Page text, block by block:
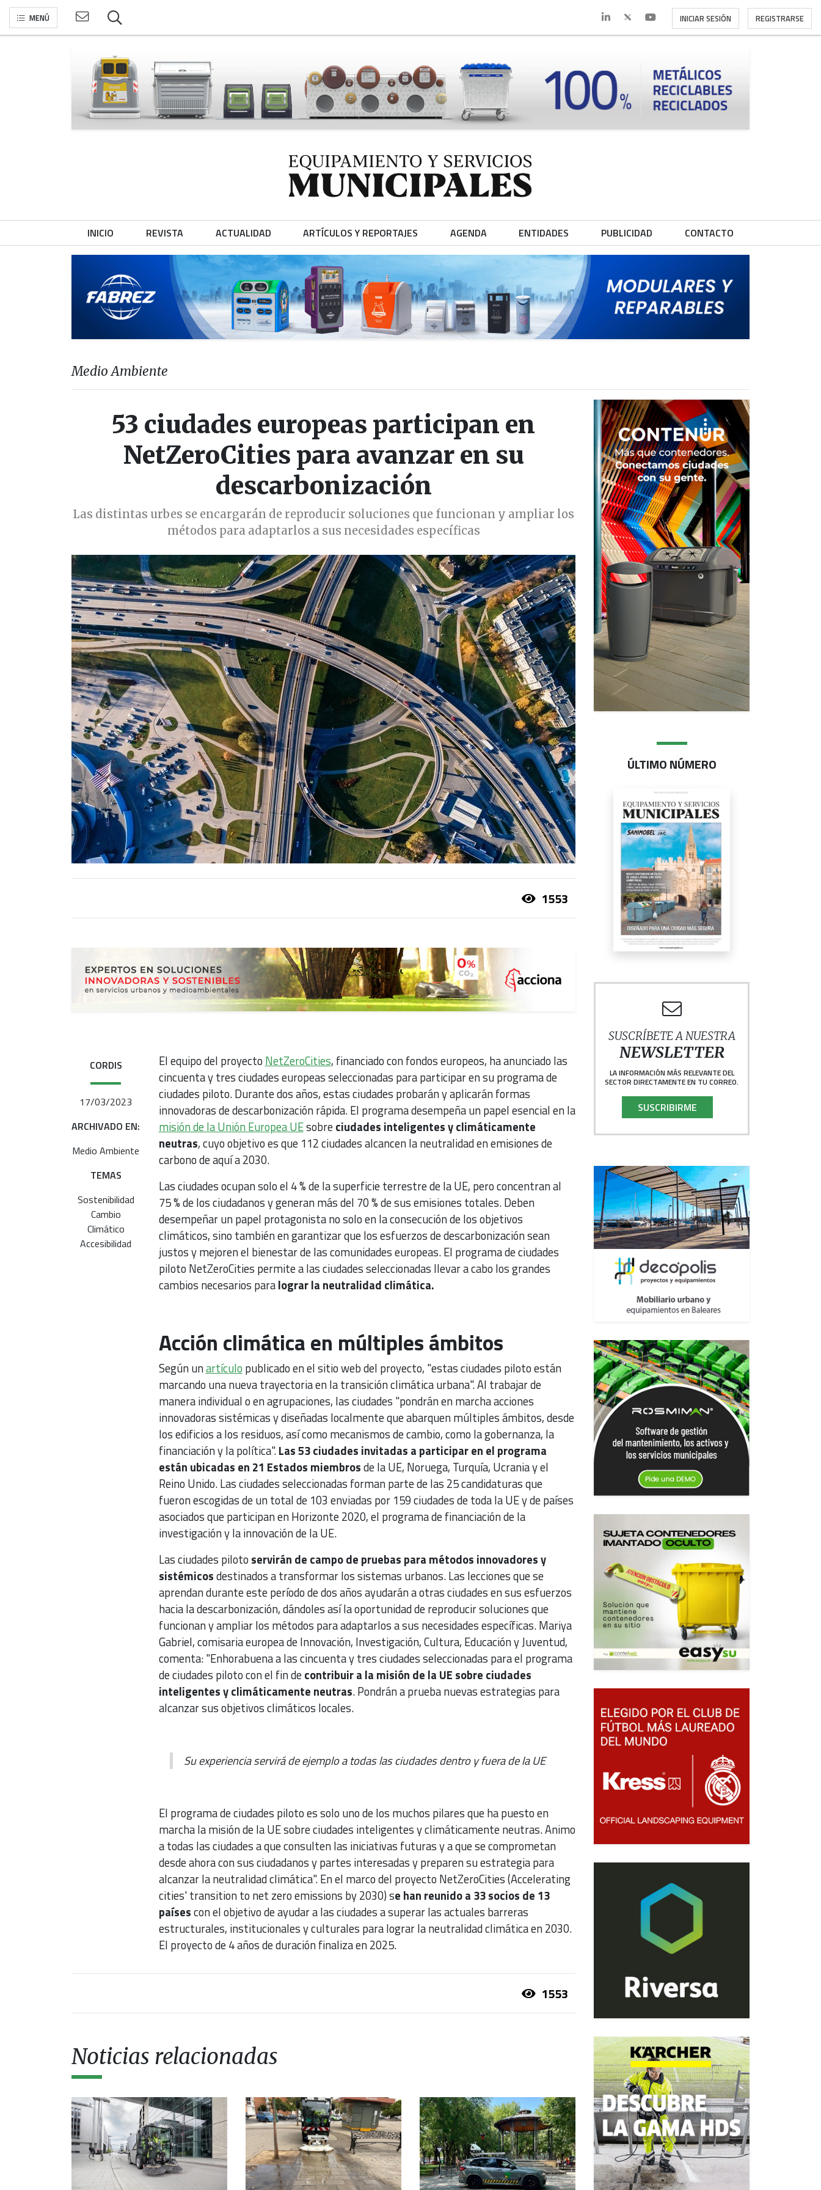
MENÚ INICIAR SESIÓN REGISTRARSE
INICIO REVISTA ACTUALIDAD ARTÍCULOS Y REPORTAJES AGENDA ENTIDADES PUBLICIDAD CONTACTO
Medio Ambiente
53 ciudades europeas participan en
NetZeroCities para avanzar en su
descarbonización
Las distintas urbes se encargarán de reproducir soluciones que funcionan y ampliar los
métodos para adaptarlos a sus necesidades específicas
1553
CORDIS
17/03/2023
ARCHIVADO EN:
Medio Ambiente
TEMAS
Sostenibilidad
Cambio
Climático
Accesibilidad
El equipo del proyecto NetZeroCities, financiado con fondos europeos, ha anunciado las
cincuenta y tres ciudades europeas seleccionadas para participar en su programa de
ciudades piloto. Durante dos años, estas ciudades probarán y aplicarán formas
innovadoras de descarbonización rápida. El programa desempeña un papel esencial en la
misión de la Unión Europea UEsobreciudades inteligentes y climáticamente
neutras, cuyo objetivo es que 112 ciudades alcancen la neutralidad en emisiones de
carbono de aquí a 2030.
Las ciudades ocupan solo el 4 % de la superficie terrestre de la UE, pero concentran al
75 % de los ciudadanos y generan más del 70 % de sus emisiones totales. Deben
desempeñar un papel protagonista no solo en la consecución de los objetivos
climáticos, sino también en garantizar que los esfuerzos de descarbonización sean
justos y mejoren el bienestar de las comunidades europeas. El programa de ciudades
piloto NetZeroCities permite a las ciudades seleccionadas llevar a cabo los grandes
cambios necesarios paralograr la neutralidad climática.
Acción climática en múltiples ámbitos
Según unartículo publicado en el sitio web del proyecto, "estas ciudades piloto están
marcando una nueva trayectoria en la transición climática urbana". Al trabajar de
manera individual o en agrupaciones, las ciudades "pondrán en marcha acciones
innovadoras sistémicas y diseñadas localmente que abarquen múltiples ámbitos, desde
los edificios a los residuos, así como mecanismos de cambio, como la gobernanza, la
financiación y la política".Las 53 ciudades invitadas a participar en el programa
están ubicadas en 21 Estados miembrosde la UE, Noruega, Turquía, Ucrania y el
Reino Unido. Las ciudades seleccionadas forman parte de las 25 candidaturas que
fueron escogidas de un total de 103 enviadas por 159 ciudades de toda la UE y de países
asociados que participan en Horizonte 2020, el programa de financiación de la
investigación y la innovación de la UE.
Las ciudades piloto servirán de campo de pruebas para métodos innovadores y
sistémicosdestinados a transformar los sistemas urbanos. Las lecciones que se
aprendan durante este período de dos años ayudarán a otras ciudades en sus esfuerzos
hacia la descarbonización, dándoles así la oportunidad de reproducir soluciones que
funcionan y ampliar los métodos para adaptarlos a sus necesidades específicas. Mariya
Gabriel, comisaria europea de Innovación, Investigación, Cultura, Educación y Juventud,
comenta: "Enhorabuena a las cincuenta y tres ciudades seleccionadas para el programa
de ciudades piloto con el fin decontribuir a la misión de la UE sobre ciudades
inteligentes y climáticamente neutras. Pondrán a prueba nuevas estrategias para
alcanzar sus objetivos climáticos locales.
Su experiencia servirá de ejemplo a todas las ciudades dentro y fuera de la UE
El programa de ciudades piloto es solo uno de los muchos pilares que ha puesto en
marcha la misión de la UE sobre ciudades inteligentes y climáticamente neutras. Animo
a todas las ciudades a que consulten las iniciativas futuras y a que se comprometan
desde ahora con sus ciudadanos y partes interesadas y preparen su estrategia para
alcanzar la neutralidad climática". En el marco del proyecto NetZeroCities (Accelerating
cities' transition to net zero emissions by 2030) se han reunido a 33 socios de 13
paísescon el objetivo de ayudar a las ciudades a superar las actuales barreras
estructurales, institucionales y culturales para lograr la neutralidad climática en 2030.
El proyecto de 4 años de duración finaliza en 2025.
1553
Noticias relacionadas
ÚLTIMO NÚMERO
SUSCRÍBETE A NUESTRA
NEWSLETTER
LA INFORMACIÓN MÁS RELEVANTE DEL
SECTOR DIRECTAMENTE EN TU CORREO.
SUSCRIBIRME